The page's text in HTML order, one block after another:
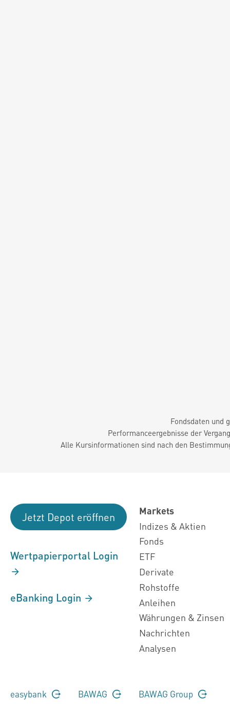
Fondsdaten und
Performanceergebnisse der
Alle Kursinformationen sind nach den
Jetzt Depot eröffnen
Wertpapierportal Login
eBanking Login
Markets
Indizes & Aktien
Fonds
ETF
Derivate
Rohstoffe
Anleihen
Währungen & Zinsen
Nachrichten
Analysen
easybank BAWAG BAWAG Group